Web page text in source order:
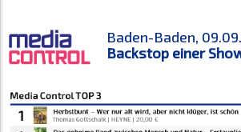
Baden-Baden,
Backstop einer